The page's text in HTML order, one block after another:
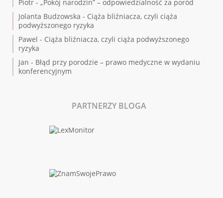
Piotr - „Pokój narodzin” – odpowiedzialność za poród
Jolanta Budzowska - Ciąża bliźniacza, czyli ciąża
podwyższonego ryzyka
Pawel - Ciąża bliźniacza, czyli ciąża podwyższonego
ryzyka
Jan - Błąd przy porodzie – prawo medyczne w wydaniu
konferencyjnym
PARTNERZY BLOGA